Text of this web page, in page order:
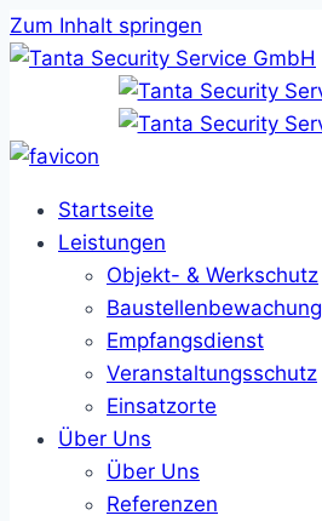
Zum Inhalt springen
Startseite
Leistungen
Objekt- & Werkschutz
Baustellenbewachung
Empfangsdienst
Veranstaltungsschutz
Einsatzorte
Über Uns
Über Uns
Referenzen